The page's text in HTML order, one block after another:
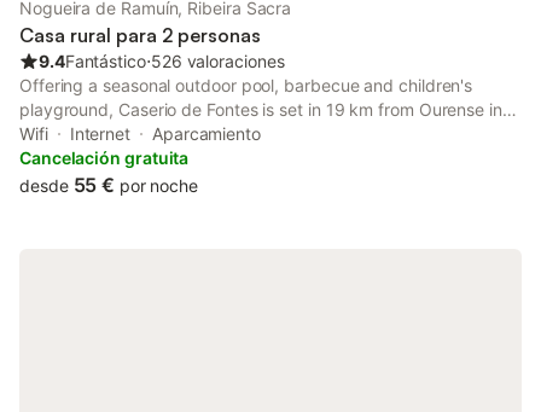
Nogueira de Ramuín, Ribeira Sacra
Casa rural para 2 personas
9.4Fantástico⋅526 valoraciones
Offering a seasonal outdoor pool, barbecue and children's
playground, Caserio de Fontes is set in 19 km from Ourense in
the Galicia Region, 14 km from As Burgas Thermal Springs. Free
WiFi is available and free private parking is available on site.
Wifi Internet
Aparcamiento
Cancelación gratuita
desde 55 € por noche